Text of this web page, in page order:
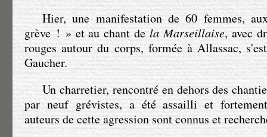
Hier, une manifestation de 60 femmes,
grève ! » et au chant dela Marseillaise, avec
rouges autour du corps, formée à Allassac,
Gaucher.
Un charretier, rencontré en dehors des
par neuf grévistes, a été assailli et
auteurs de cette agression sont connus et